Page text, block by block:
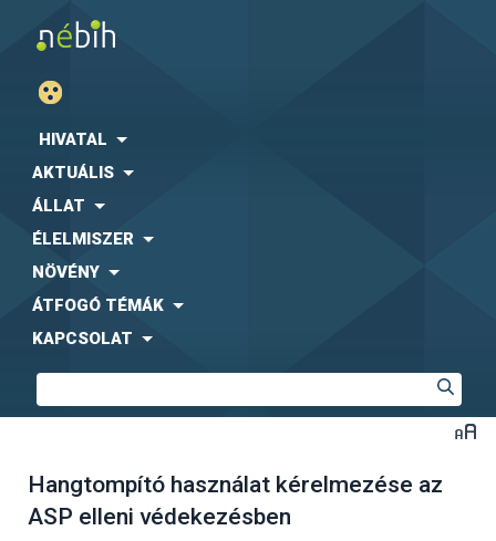
HIVATAL
AKTUÁLIS
ÁLLAT
ÉLELMISZER
NÖVÉNY
ÁTFOGÓ TÉMÁK
KAPCSOLAT
Hangtompító használat kérelmezése az
ASP elleni védekezésben